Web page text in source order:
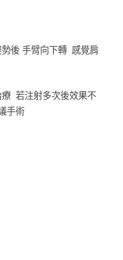
後 手臂向下轉 感覺肩
若注射多次後效果不
手術